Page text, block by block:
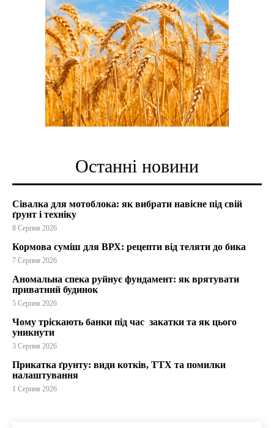
Останні новини
Сівалка для мотоблока: як вибрати навісне під свій
ґрунт і техніку
8 Серпня 2026
Кормова суміш для ВРХ: рецепти від теляти до бика
7 Серпня 2026
Аномальна спека руйнує фундамент: як врятувати
приватний будинок
5 Серпня 2026
Чому тріскають банки під час закатки та як цього
уникнути
3 Серпня 2026
Прикатка ґрунту: види котків, ТТХ та помилки
налаштування
1 Серпня 2026